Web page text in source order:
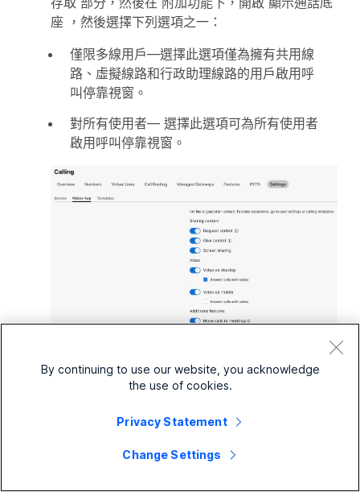
座 ，然後選擇下列選項之一：
僅限多線用戶—選擇此選項僅為擁有共用線
路、虛擬線路和行政助理線路的用戶啟用呼
叫停靠視窗。
對所有使用者— 選擇此選項可為所有使用者
啟用呼叫停靠視窗。
您也可以在使用者群組層級和使用者層級配置此功
模板>Webex 應用>建立模板
By continuing to use our website, you acknowledge
the use of cookies.
Privacy Statement
Change Settings